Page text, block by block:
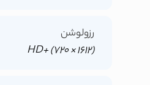
رزولوشن
HD+ (720 × 1612)